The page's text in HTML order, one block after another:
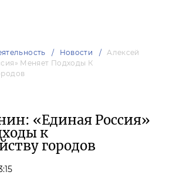
Новости
Алексей
Меняет Подходы К
«Единая Россия»
к
городов